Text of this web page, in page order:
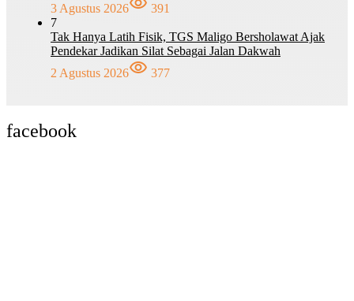
3 Agustus 2026
391
7
Tak Hanya Latih Fisik, TGS Maligo Bersholawat Ajak
Pendekar Jadikan Silat Sebagai Jalan Dakwah
2 Agustus 2026
377
facebook